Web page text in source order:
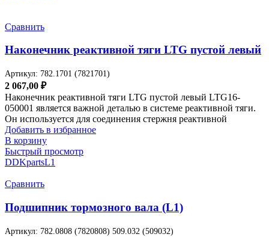
Сравнить
Наконечник реактивной тяги LTG пустой левый
Артикул: 782.1701 (7821701)
2 067,00 ₽
Наконечник реактивной тяги LTG пустой левый LTG16-
050001 является важной деталью в системе реактивной тяги.
Он используется для соединения стержня реактивной
Добавить в избранное
В корзину
Быстрый просмотр
DDKpartsL1
Сравнить
Подшипник тормозного вала (L1)
Артикул: 782.0808 (7820808) 509.032 (509032)